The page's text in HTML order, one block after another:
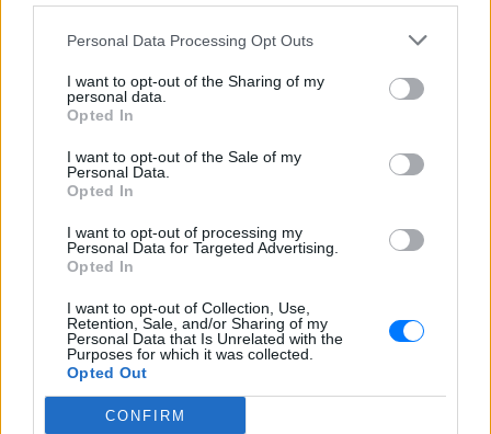
Personal Data Processing Opt Outs
I want to opt-out of the Sharing of my
personal data.
Opted In
I want to opt-out of the Sale of my
Personal Data.
Opted In
I want to opt-out of processing my
Personal Data for Targeted Advertising.
Opted In
I want to opt-out of Collection, Use,
Retention, Sale, and/or Sharing of my
Personal Data that Is Unrelated with the
Purposes for which it was collected.
Opted Out
CONFIRM
Βάλια Χατζηθεοδώρου ‑ οι
παραλία
ΣΉΜΕΡΑ
ανέμων
H Ιωάννα Σιαμπάνη ανέβασε φωτογραφίες με
τους γιους της – Η στιγμή του θηλασμού και οι
μέρες χωρίς πρόγραμμα
Η πρώην παίκτρια του «My Style Rocks» και ο Τζίμης